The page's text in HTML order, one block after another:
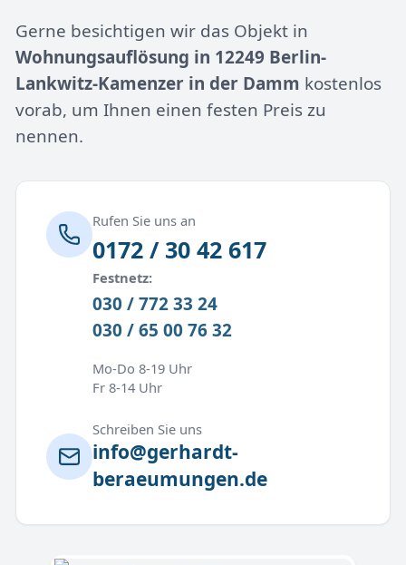
Gerne besichtigen wir das Objekt in
Wohnungsauflösung in 12249 Berlin-
Lankwitz-Kamenzer in der Damm kostenlos
vorab, um Ihnen einen festen Preis zu
nennen.
Rufen Sie uns an
0172 / 30 42 617
Festnetz:
030 / 772 33 24
030 / 65 00 76 32
Mo-Do 8-19 Uhr
Fr 8-14 Uhr
Schreiben Sie uns
info@gerhardt-
beraeumungen.de